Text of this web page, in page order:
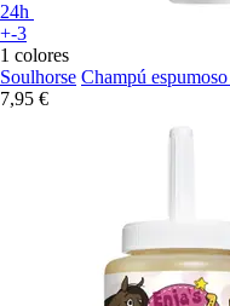
24h
+-3
1 colores
Soulhorse Champú
7,95 €